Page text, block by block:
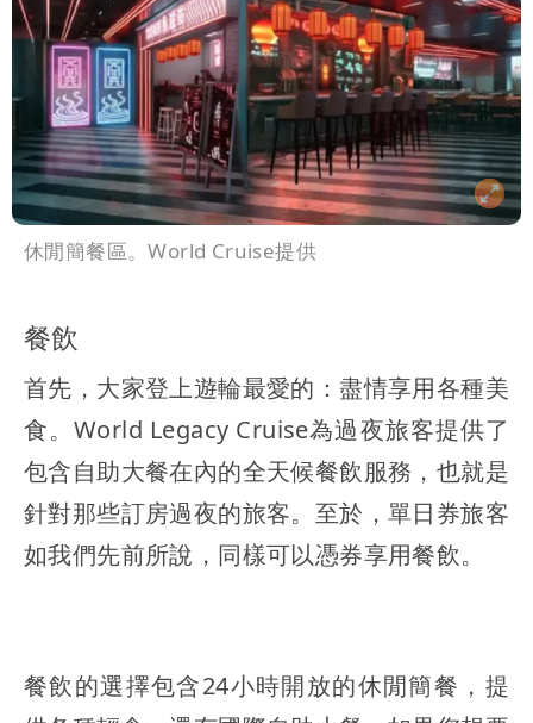
休閒簡餐區。World Cruise提供
餐飲
首先，大家登上遊輪最愛的：盡情享用各種美
食。World Legacy Cruise為過夜旅客提供了
包含自助大餐在內的全天候餐飲服務，也就是
針對那些訂房過夜的旅客。至於，單日券旅客
如我們先前所說，同樣可以憑券享用餐飲。
餐飲的選擇包含24小時開放的休閒簡餐，提